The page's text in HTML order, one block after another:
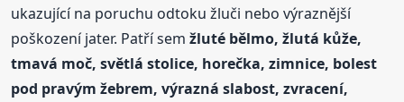
ukazující na poruchu odtoku žluči nebo výraznější
poškození jater. Patří semžluté bělmo, žlutá kůže,
tmavá moč, světlá stolice, horečka, zimnice, bolest
pod pravým žebrem, výrazná slabost, zvracení,